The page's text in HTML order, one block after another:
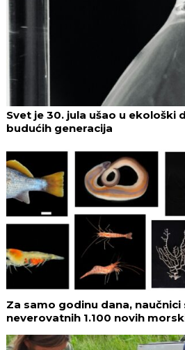
Svet je 30. jula ušao u ekološki
budućih generacija
Za samo godinu dana,
neverovatnih 1.100 novih